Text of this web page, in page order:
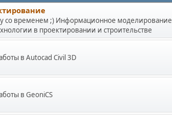
со временем ;) Информационное моделирование
в проектировании и строительстве
в Autocad Civil 3D
в GeoniCS